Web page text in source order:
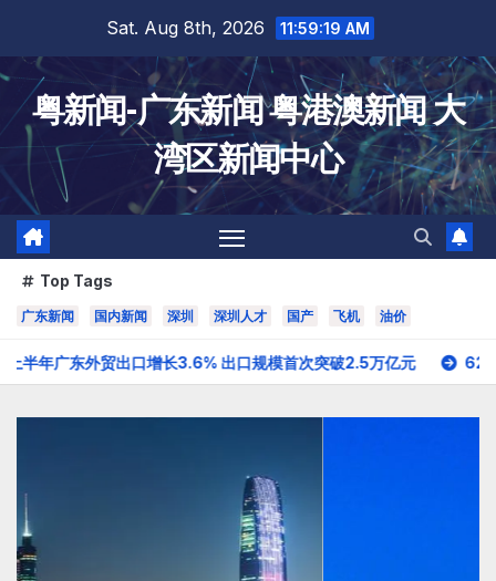
content
Sat. Aug 8th, 2026 11:59:20 AM
粤新闻-广东新闻 粤港澳新闻 大
湾区新闻中心
Top Tags
广东新闻 国内新闻 深圳 深圳人才 国产 飞机 油价
增长3.6% 出口规模首次突破2.5万亿元 62909亿元！广东